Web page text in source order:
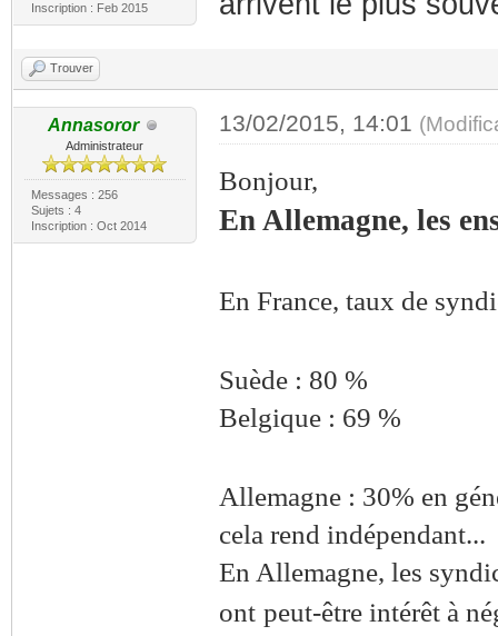
Inscription : Feb 2015
Trouver
Annasoror
Administrateur
Messages : 256
Sujets : 4
Inscription : Oct 2014
13/02/2015, 14:01
Bonjour,
En Allemagne, les
En France, taux de
Suède : 80 %
Belgique : 69 %
Allemagne : 30% en
cela rend indépendant...
En Allemagne, les
ont peut-être intérêt à